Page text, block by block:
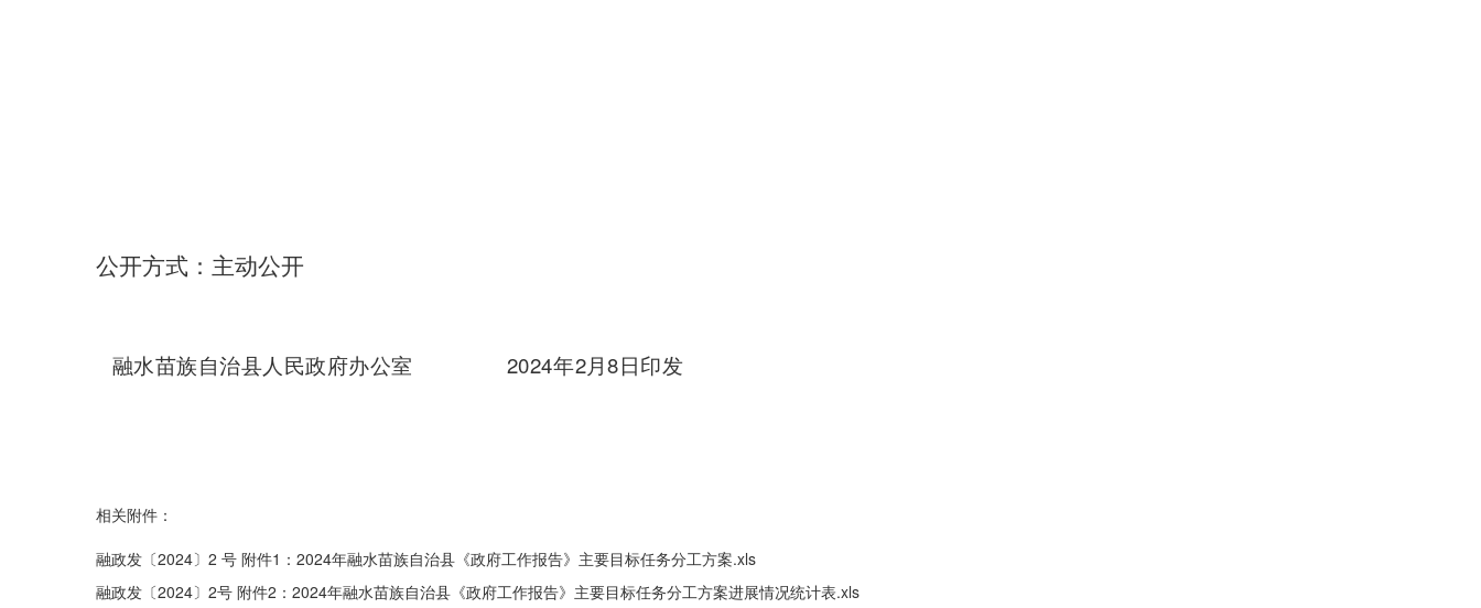
公开方式： 主动公开
融水苗族自治县人民政府办公室 2024年2月8 日印发
相关附件：
融政发〔2024〕2 号 附件1：2024年融水苗族自治县《政府工作报告》主要目标任务分工方案.xls
融政发〔2024〕2号 附件2：2024年融水苗族自治县《政府工作报告》主要目标任务分工方案进展情况统计表.xls